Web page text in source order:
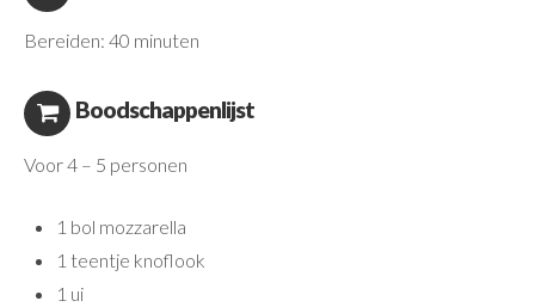
Bereiden: 40 minuten
Boodschappenlijst
Voor 4 – 5 personen
1 bol mozzarella
1 teentje knoflook
1 ui